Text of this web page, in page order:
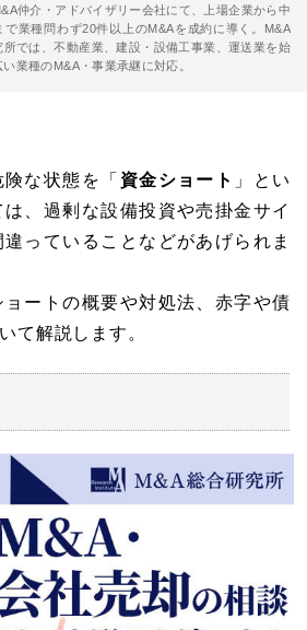
仲介・アドバイザリー会社にて、上場企業から中
で業種問わず20件以上のM&Aを成約に導く。M&A
所では、不動産業、建設・設備工事業、運送業を始
業種のM&A・事業承継に対応。
な状態を「 資金ショート 」とい
、過剰な設備投資や売掛金サイ
っていることなどがあげられま
ートの概要や対処法、赤字や債
て解説します。
？
原因
にできる対策
安がある前にできること
ョートする可能性も
し資金ショートしないように経営をし